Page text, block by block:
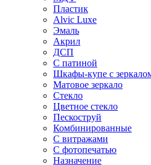
Пластик
Alvic Luxe
Эмаль
Акрил
ДСП
С патиной
Шкафы-купе с
Матовое зеркало
Стекло
Цветное стекло
Пескоструй
Комбинированные
С витражами
С фотопечатью
Назначение